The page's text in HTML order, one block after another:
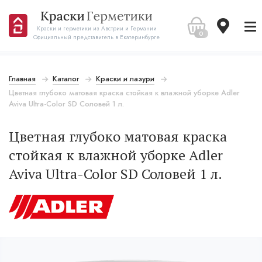
Краски и герметики из Австрии и Германии
Официальный представитель в Екатеринбурге
0
Главная Каталог
Краски и лазури
Цветная глубоко матовая краска стойкая к влажной уборке Adler
Aviva Ultra-Color SD Соловей 1 л.
Цветная глубоко матовая краска
стойкая к влажной уборке Adler
Aviva Ultra-Color SD Соловей 1 л.